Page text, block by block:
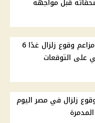
قبل مواجهة
البحوث الفلكية تحسم مزاعم وقوع زلزال غدًا 6
التوقعات
زلزال في مصر اليوم